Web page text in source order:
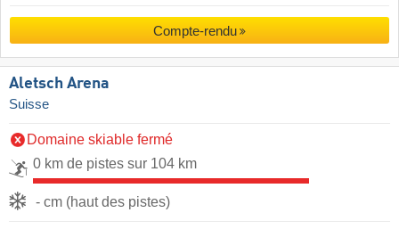
Compte-rendu
Aletsch Arena
Suisse
Domaine skiable fermé
0 km de pistes sur 104 km
- cm (haut des pistes)